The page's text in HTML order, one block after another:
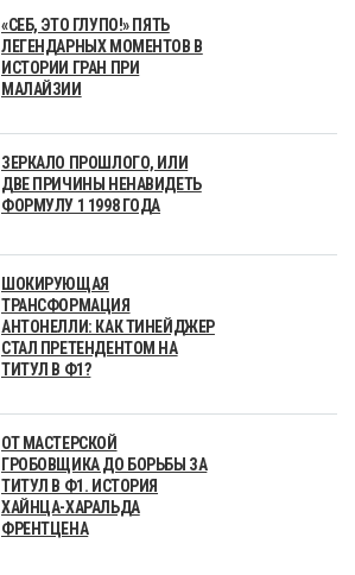
«СЕБ, ЭТО ГЛУПО!» ПЯТЬ
ЛЕГЕНДАРНЫХ МОМЕНТОВ В
ИСТОРИИ ГРАН ПРИ
МАЛАЙЗИИ
ЗЕРКАЛО ПРОШЛОГО, ИЛИ
ДВЕ ПРИЧИНЫ НЕНАВИДЕТЬ
ФОРМУЛУ 1 1998 ГОДА
ШОКИРУЮЩАЯ
ТРАНСФОРМАЦИЯ
АНТОНЕЛЛИ: КАК ТИНЕЙДЖЕР
СТАЛ ПРЕТЕНДЕНТОМ НА
ТИТУЛ В Ф1?
ОТ МАСТЕРСКОЙ
ГРОБОВЩИКА ДО БОРЬБЫ ЗА
ТИТУЛ В Ф1. ИСТОРИЯ
ХАЙНЦА-ХАРАЛЬДА
ФРЕНТЦЕНА